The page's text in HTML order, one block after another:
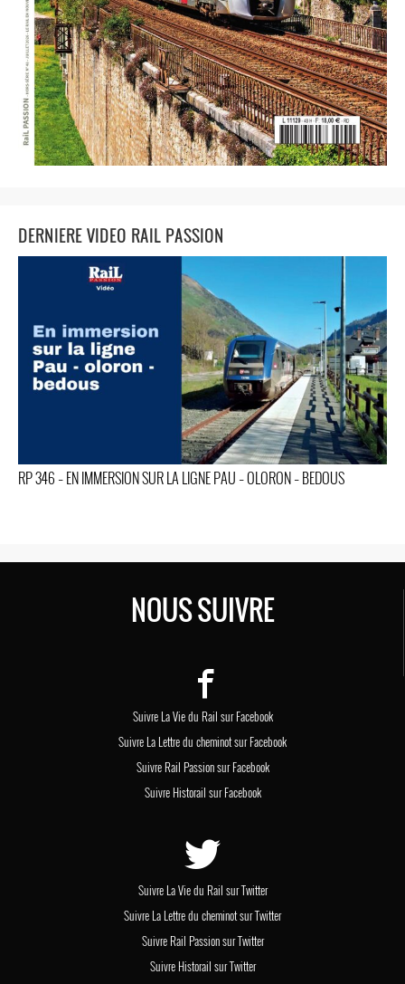
DERNIERE VIDEO RAIL PASSION
RP 346 – EN IMMERSION SUR LA LIGNE PAU – OLORON – BEDOUS
NOUS SUIVRE
Suivre La Vie du Rail sur Facebook
Suivre La Lettre du cheminot sur Facebook
Suivre Rail Passion sur Facebook
Suivre Historail sur Facebook
Suivre La Vie du Rail sur Twitter
Suivre La Lettre du cheminot sur Twitter
Suivre Rail Passion sur Twitter
Suivre Historail sur Twitter